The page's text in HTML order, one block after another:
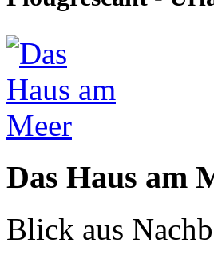
Das Haus am
Blick aus